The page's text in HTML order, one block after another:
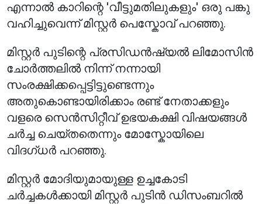
എന്നാൽ കാറിന്റെ 'വീട്ടുമതിലുകളും' ഒരു പങ്കു
വഹിച്ചുവെന്ന് മിസ്റ്റർ പെസ്കോവ് പറഞ്ഞു.
മിസ്റ്റർ പുടിന്റെ പ്രസിഡൻഷ്യൽ ലിമോസിൻ
ചോർത്തലിൽ നിന്ന് നന്നായി
സംരക്ഷിക്കപ്പെട്ടിട്ടുണ്ടെന്നും
അതുകൊണ്ടായിരിക്കാം രണ്ട് നേതാക്കളും
വളരെ സെൻസിറ്റീവ് ഉഭയകക്ഷി വിഷയങ്ങൾ
ചർച്ച ചെയ്തതെന്നും മോസ്കോയിലെ
വിദഗ്ധർ പറഞ്ഞു.
മിസ്റ്റർ മോദിയുമായുള്ള ഉച്ചകോടി
ചർച്ചകൾക്കായി മിസ്റ്റർ പുടിൻ ഡിസംബറിൽ